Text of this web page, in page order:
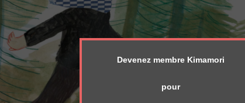
Devenez membre Kimamori
pour